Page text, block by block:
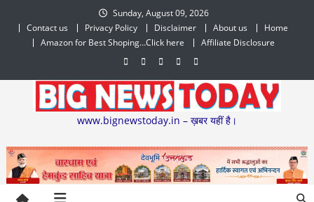
content
Sunday, August 09, 2026
Contact us
Privacy Policy Disclaimer About us
Home
Amazon for Best Shoping…Click here
Affiliate Disclosure
www.bignewstoday.in – ख़बर यहीं है।